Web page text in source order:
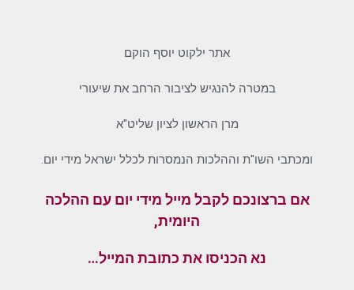
אתר ילקוט יוסף הוקם
במטרה להנגיש לציבור הרחב את שיעורי
מרן הראשון לציון שליט"א
ומכתבי השו"ת וההלכות הנמסרות לכלל ישראל מידי יום.
אם ברצונכם לקבל מייל מידי יום עם ההלכה
היומית,
נא הכניסו את כתובת המייל…